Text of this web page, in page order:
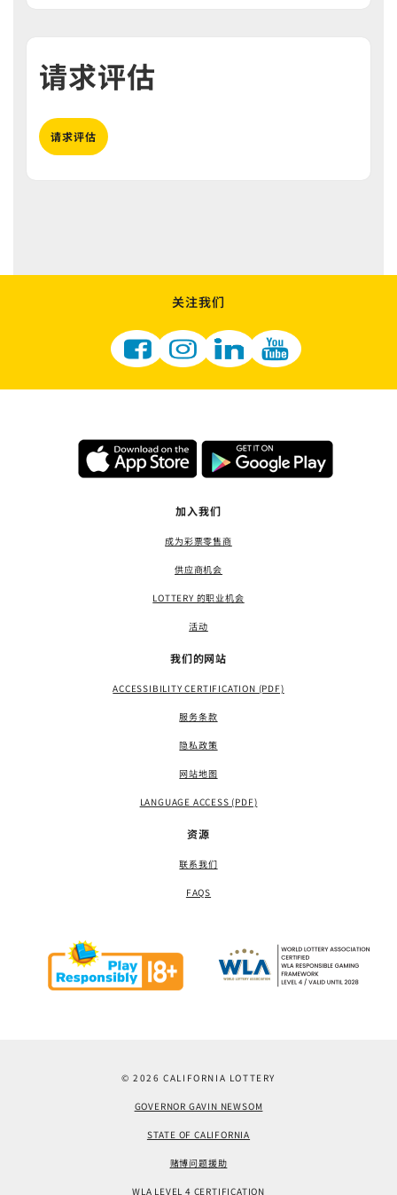
请求评估
请求评估
关注我们
加入我们
成为彩票零售商
供应商机会
LOTTERY 的职业机会
活动
我们的网站
ACCESSIBILITY CERTIFICATION (PDF)
服务条款
隐私政策
网站地图
LANGUAGE ACCESS (PDF)
资源
联系我们
FAQS
© 2026 CALIFORNIA LOTTERY
GOVERNOR GAVIN NEWSOM
STATE OF CALIFORNIA
赌博问题援助
WLA LEVEL 4 CERTIFICATION